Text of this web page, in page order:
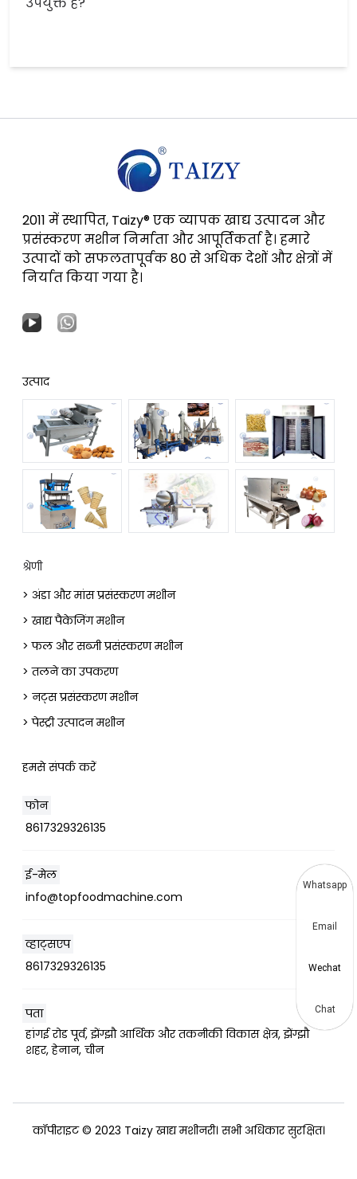
2011 में स्थापित, Taizy® एक व्यापक खाद्य उत्पादन और
प्रसंस्करण मशीन निर्माता और आपूर्तिकर्ता है। हमारे
उत्पादों को सफलतापूर्वक 80 से अधिक देशों और क्षेत्रों में
निर्यात किया गया है।
उत्पाद
श्रेणी
> अंडा और मांस प्रसंस्करण मशीन
> खाद्य पैकेजिंग मशीन
> फल और सब्जी प्रसंस्करण मशीन
> तलने का उपकरण
> नट्स प्रसंस्करण मशीन
> पेस्ट्री उत्पादन मशीन
हमसे संपर्क करें
फोन
8617329326135
ई-मेल
info@topfoodmachine.com
व्हाट्सएप
8617329326135
पता
हांगई रोड पूर्व, झेंग्झौ आर्थिक और तकनीकी विकास क्षेत्र, झेंग्झौ
शहर, हेनान, चीन
कॉपीराइट © 2023 Taizy खाद्य मशीनरी। सभी अधिकार सुरक्षित।
Whatsapp
Email
Wechat
Chat